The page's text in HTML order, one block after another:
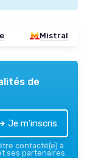
Mistral
de
Je m'inscris
contacté(e) à
ses partenaires.